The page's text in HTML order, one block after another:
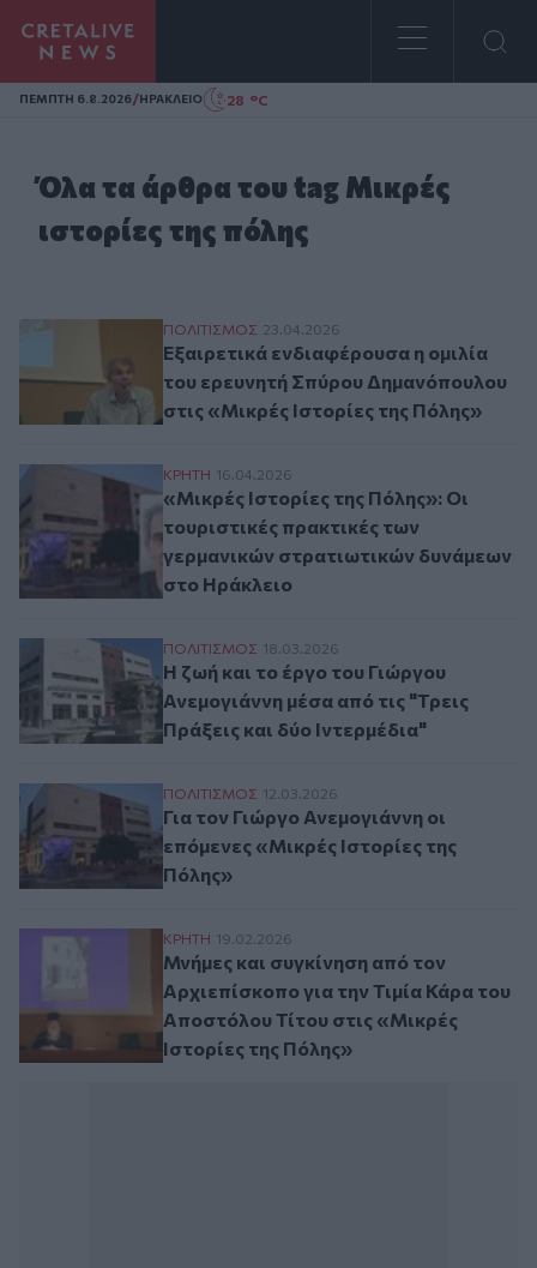
Homepage
ΠΕΜΠΤΗ 6.8.2026/ΗΡΑΚΛΕΙΟ 28 °C
Όλα τα άρθρα του tag Μικρές
ιστορίες της πόλης
Εξαιρετικά ενδιαφέρουσα η ομιλία του
ΠΟΛΙΤΙΣΜΟΣ 23.04.2026
Εξαιρετικά ενδιαφέρουσα η ομιλία
του ερευνητή Σπύρου Δημανόπουλου
στις «Μικρές Ιστορίες της Πόλης»
«Μικρές Ιστορίες της Πόλης»: Οι
ΚΡΗΤΗ 16.04.2026
«Μικρές Ιστορίες της Πόλης»: Οι
τουριστικές πρακτικές των
γερμανικών στρατιωτικών δυνάμεων
στο Ηράκλειο
Η ζωή και το έργο του Γιώργου
ΠΟΛΙΤΙΣΜΟΣ 18.03.2026
Η ζωή και το έργο του Γιώργου
Ανεμογιάννη μέσα από τις "Τρεις
Πράξεις και δύο Ιντερμέδια"
Για τον Γιώργο Ανεμογιάννη οι επόμενες
ΠΟΛΙΤΙΣΜΟΣ 12.03.2026
Για τον Γιώργο Ανεμογιάννη οι
επόμενες «Μικρές Ιστορίες της
Πόλης»
Μνήμες και συγκίνηση από τον
ΚΡΗΤΗ 19.02.2026
Μνήμες και συγκίνηση από τον
Αρχιεπίσκοπο για την Τιμία Κάρα του
Αποστόλου Τίτου στις «Μικρές
Ιστορίες της Πόλης»